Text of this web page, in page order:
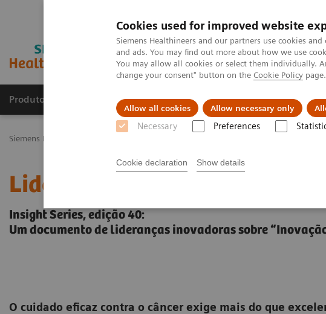
Cookies used for improved website
Siemens Healthineers and our partners use cookies
and ads. You may find out more about how we use
You may allow all cookies or select them individually.
change your consent" button on the Cookie Policy page.
Allow all cookies Allow necessary only
Necessary Preferences
Cookie declaration Show details
Produtos e serviços Especialidades Clínicas e Patologias
Siemens Healthineers Brasil
Liderando o caminho no
Insight Series, edição 40:
Um documento de lideranças inovadoras sobre
O cuidado eficaz contra o câncerexige mais do que